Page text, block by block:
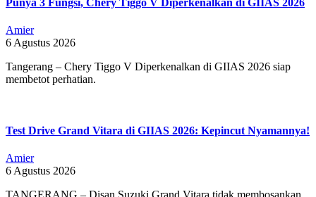
Amier
6 Agustus 2026
Tangerang – Chery Tiggo V Diperkenalkan di GIIAS 2026 siap
membetot perhatian.
Test Drive Grand Vitara di GIIAS 2026: Kepincut Nyamannya!
Amier
6 Agustus 2026